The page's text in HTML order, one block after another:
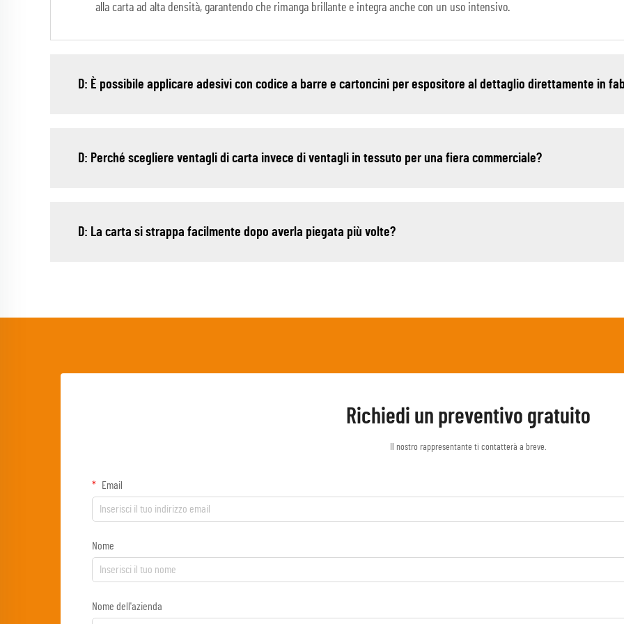
alla carta ad alta densità, garantendo che rimanga brillante e integra anche con un uso intensivo.
D: È possibile applicare adesivi con codice a barre e cartoncini per espositore al dettaglio direttamente in
D: Perché scegliere ventagli di carta invece di ventagli in tessuto per una fiera commerciale?
D: La carta si strappa facilmente dopo averla piegata più volte?
Richiedi un preventivo gratuito
Il nostro rappresentante ti contatterà a breve.
Email
Nome
Nome dell'azienda